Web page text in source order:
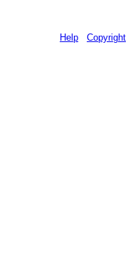
Help Copyright